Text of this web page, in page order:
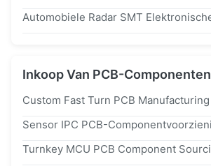
Inkoop Van PCB-Componenten